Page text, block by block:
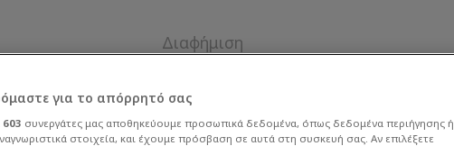
για το απόρρητό σας
603 συνεργάτες μας αποθηκεύουμε προσωπικά δεδομένα, όπως δεδομένα περιήγησης ή
στοιχεία, και έχουμε πρόσβαση σε αυτά στη συσκευή σας. Αν επιλέξετε